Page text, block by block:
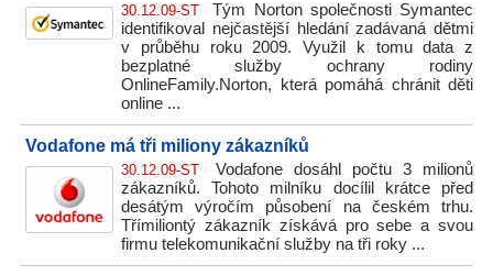
30.12.09-ST
Tým Norton společnosti Symantec
identifikoval nejčastější hledání zadávaná dětmi
v průběhu roku 2009. Využil k tomu data z
bezplatné služby ochrany rodiny
OnlineFamily.Norton, která pomáhá chránit děti
online ...
Vodafone má tři miliony zákazníků
30.12.09-ST
Vodafone dosáhl počtu 3 milionů
zákazníků. Tohoto milníku docílil krátce před
desátým výročím působení na českém trhu.
Třímiliontý zákazník získává pro sebe a svou
firmu telekomunikační služby na tři roky ...